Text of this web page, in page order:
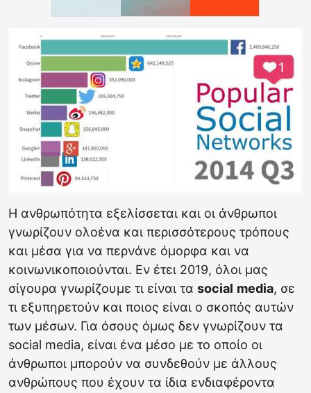
Η ανθρωπότητα εξελίσσεται και οι άνθρωποι
γνωρίζουν ολοένα και περισσότερους τρόπους
και μέσα για να περνάνε όμορφα και να
κοινωνικοποιούνται. Εν έτει 2019, όλοι μας
σίγουρα γνωρίζουμε τι είναι τα social media, σε
τι εξυπηρετούν και ποιος είναι ο σκοπός αυτών
των μέσων. Για όσους όμως δεν γνωρίζουν τα
social media, είναι ένα μέσο με το οποίο οι
άνθρωποι μπορούν να συνδεθούν με άλλους
ανθρώπους που έχουν τα ίδια ενδιαφέροντα